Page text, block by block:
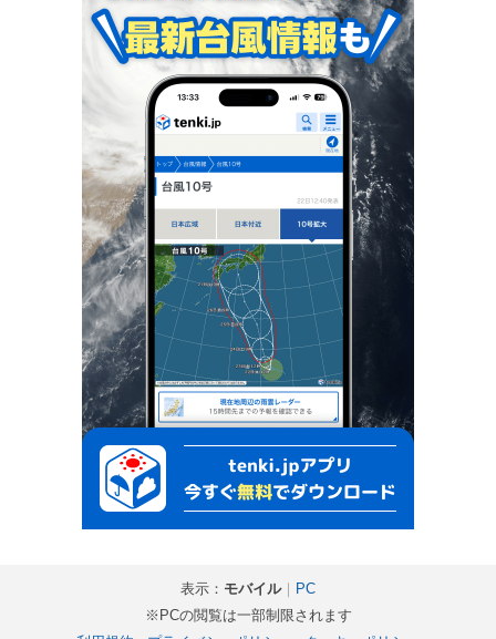
表示： モバイル｜
PC
※PCの閲覧は一部制限されます